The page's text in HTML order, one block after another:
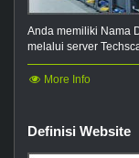
Anda memiliki Nama
melalui server
More Info
Definisi Website